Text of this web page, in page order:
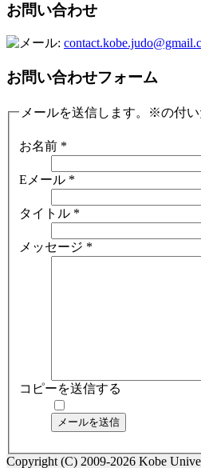
お問い合わせ
お問い合わせフォーム
メールを送信します。※の付い
お名前 *
Eメール *
タイトル *
メッセージ *
コピーを送信する
メールを送信
Copyright (C) 2009-2026 Kobe